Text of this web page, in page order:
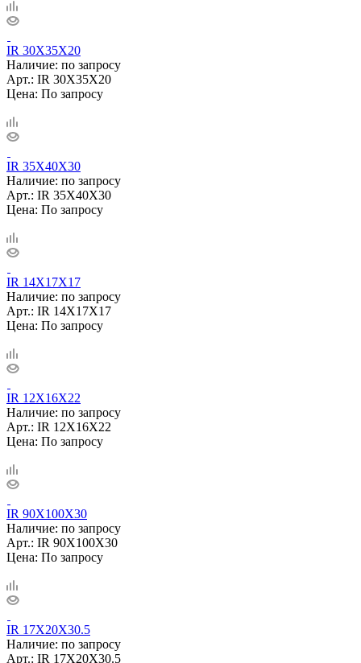
IR 30X35X20
Наличие: по запросу
Арт.: IR 30X35X20
Цена: По запросу
IR 35X40X30
Наличие: по запросу
Арт.: IR 35X40X30
Цена: По запросу
IR 14X17X17
Наличие: по запросу
Арт.: IR 14X17X17
Цена: По запросу
IR 12X16X22
Наличие: по запросу
Арт.: IR 12X16X22
Цена: По запросу
IR 90X100X30
Наличие: по запросу
Арт.: IR 90X100X30
Цена: По запросу
IR 17X20X30.5
Наличие: по запросу
Арт.: IR 17X20X30.5